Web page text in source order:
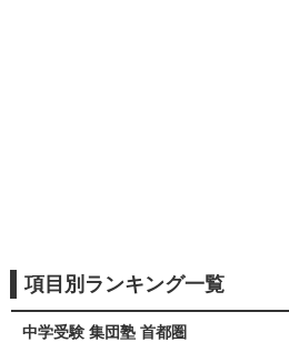
項目別ランキング一覧
中学受験 集団塾 首都圏